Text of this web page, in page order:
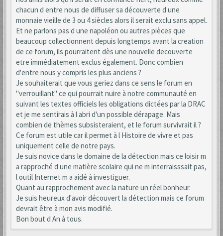
chacun d entre nous de diffuser sa découverte d une
monnaie vieille de 3 ou 4 siècles alors il serait exclu sans appel.
Et ne parlons pas d une napoléon ou autres pièces que
beaucoup collectionnent depuis longtemps avant la creation
de ce forum, ils pourraitent dès une nouvelle decouverte
etre immédiatement exclus également. Donc combien
d'entre nous y compris les plus anciens ?
Je souhaiterait que vous geriez dans ce sens le forum en
"verrouillant" ce qui pourrait nuire à notre communauté en
suivant les textes officiels les obligations dictées par la DRAC
et je me sentirais à l abri d'un possible dérapage. Mais
combien de thèmes subsisteraient, et le forum survivrait il ?
Ce forum est utile car il permet à l Histoire de vivre et pas
uniquement celle de notre pays.
Je suis novice dans le domaine de la détection mais ce loisir m
a rapproché d une matière scolaire qui ne m interraisssait pas,
l outil Internet m a aidé à investiguer.
Quant au rapprochement avec la nature un réel bonheur.
Je suis heureux d'avoir découvert la détection mais ce forum
devrait être à mon avis modifié.
Bon bout d An à tous.